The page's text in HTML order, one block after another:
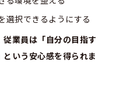
選択できるようにする
従業員は「自分の目指す
いう安心感を得られま